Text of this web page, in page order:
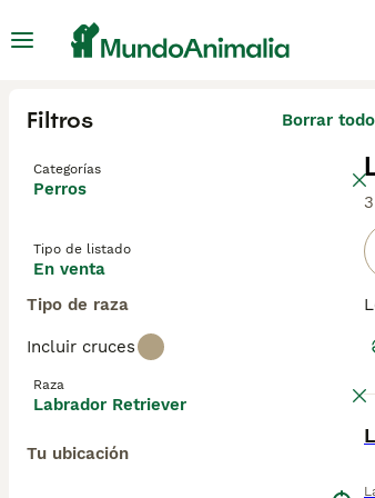
Filtros Borrar todo
Categorías
Perros
Tipo de listado
En venta
Tipo de raza
Incluir cruces
Raza
Labrador Retriever
Tu ubicación